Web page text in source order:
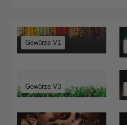
Gewürze V1
Gewürze V3